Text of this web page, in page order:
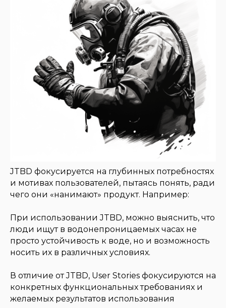
JTBD фокусируется на глубинных потребностях
и мотивах пользователей, пытаясь понять, ради
чего они «нанимают» продукт. Например:
При использовании JTBD, можно выяснить, что
люди ищут в водонепроницаемых часах не
просто устойчивость к воде, но и возможность
носить их в различных условиях.
В отличие от JTBD, User Stories фокусируются на
конкретных функциональных требованиях и
желаемых результатов использования